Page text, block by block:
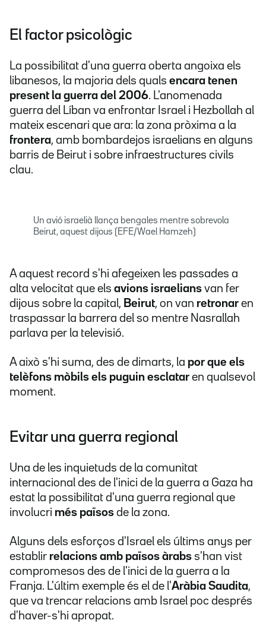
El factor psicològic
La possibilitat d'una guerra oberta angoixa els
libanesos, la majoria dels quals encara tenen
present la guerra del 2006. L'anomenada
guerra del Líban va enfrontar Israel i Hezbollah al
mateix escenari que ara: la zona pròxima a la
frontera, amb bombardejos israelians en alguns
barris de Beirut i sobre infraestructures civils
clau.
Un avió israelià llança bengales mentre sobrevola
Beirut, aquest dijous (EFE/Wael Hamzeh)
A aquest record s'hi afegeixen les passades a
alta velocitat que els avions israelians van fer
dijous sobre la capital, Beirut, on van retronar en
traspassar la barrera del so mentre Nasrallah
parlava per la televisió.
A això s'hi suma, des de dimarts, la por que els
telèfons mòbils els puguin esclatar en qualsevol
moment.
Evitar una guerra regional
Una de les inquietuds de la comunitat
internacional des de l'inici de la guerra a Gaza ha
estat la possibilitat d'una guerra regional que
involucri més països de la zona.
Alguns dels esforços d'Israel els últims anys per
establir relacions amb països àrabs s'han vist
compromesos des de l'inici de la guerra a la
Franja. L'últim exemple és el de l'Aràbia Saudita,
que va trencar relacions amb Israel poc després
d'haver-s'hi apropat.